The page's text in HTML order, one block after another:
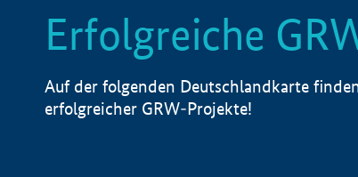
Erfolgreiche
Auf der folgenden Deutschlandkarte
erfolgreicher GRW-Projekte!